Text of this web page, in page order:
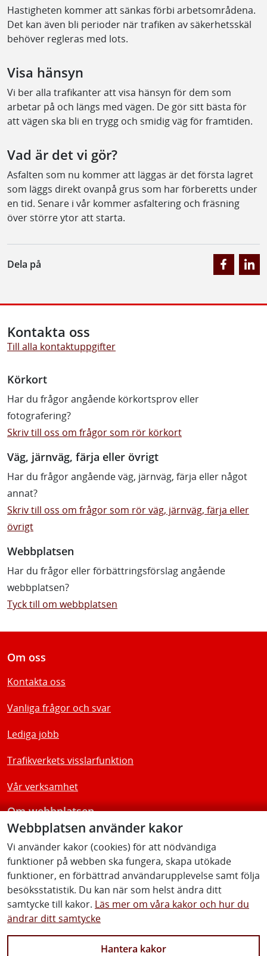
Hastigheten kommer att sänkas förbi arbetsområdena.
Det kan även bli perioder när trafiken av säkerhetsskäl
behöver regleras med lots.
Visa hänsyn
Vi ber alla trafikanter att visa hänsyn för dem som
arbetar på och längs med vägen. De gör sitt bästa för
att vägen ska bli en trygg och smidig väg för framtiden.
Vad är det vi gör?
Asfalten som nu kommer att läggas är det första lagret
som läggs direkt ovanpå grus som har förberetts under
en tid. Senare i vår kommer asfaltering och fräsning
över större ytor att starta.
Dela på
Webbplatsen använder kakor
Vi använder kakor (cookies) för att nödvändiga
funktioner på webben ska fungera, skapa utökade
funktioner, en förbättrad användarupplevelse samt följa
besöksstatistik. Du kan när som helst ändra ditt
samtycke till kakor. Läs mer om våra kakor och hur du
ändrar ditt samtycke
Hantera kakor
Kontakta oss
Till alla kontaktuppgifter
Körkort
Har du frågor angående körkortsprov eller
fotografering?
Skriv till oss om frågor som rör körkort
Väg, järnväg, färja eller övrigt
Har du frågor angående väg, järnväg, färja eller något
annat?
Skriv till oss om frågor som rör väg, järnväg, färja eller
övrigt
Webbplatsen
Har du frågor eller förbättringsförslag angående
webbplatsen?
Tyck till om webbplatsen
Om oss
Kontakta oss
Vanliga frågor och svar
Lediga jobb
Trafikverkets visslarfunktion
Vår verksamhet
Om webbplatsen
Tillgänglighetsredogörelse
Följ oss
Facebook Youtube